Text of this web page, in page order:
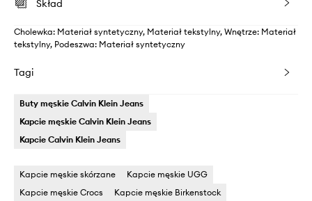
Skład
Cholewka: Materiał syntetyczny, Materiał tekstylny, Wnętrze: Materiał
tekstylny, Podeszwa: Materiał syntetyczny
Tagi
Buty męskie Calvin Klein Jeans
Kapcie męskie Calvin Klein Jeans
Kapcie Calvin Klein Jeans
Kapcie męskie skórzane
Kapcie męskie UGG
Kapcie męskie Crocs
Kapcie męskie Birkenstock